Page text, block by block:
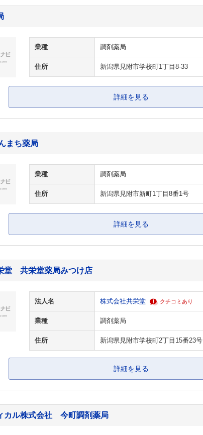
業種 調剤薬局
住所 新潟県見附市学校町1丁目8-33
詳細を見る
まち薬局
業種 調剤薬局
住所 新潟県見附市新町1丁目8番1号
詳細を見る
堂 共栄堂薬局みつけ店
法人名 株式会社共栄堂 クチコミあり
業種 調剤薬局
住所 新潟県見附市学校町2丁目15番23号
詳細を見る
カル株式会社 今町調剤薬局